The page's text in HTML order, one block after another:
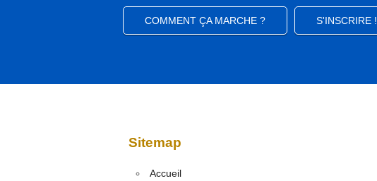
COMMENT ÇA MARCHE ? S'INSCRIRE !
Sitemap
Accueil